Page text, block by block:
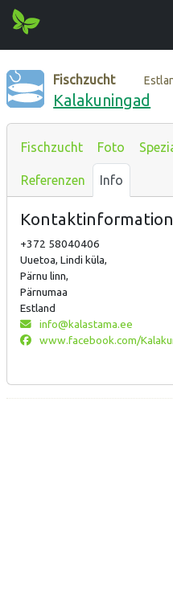
Fischzucht
Kalakuningad
Fischzucht Foto
Referenzen Info
Kontaktinformation
+372 58040406
Uuetoa, Lindi küla,
Pärnu linn,
Pärnumaa
Estland
info@kalastama.ee
www.facebook.com/